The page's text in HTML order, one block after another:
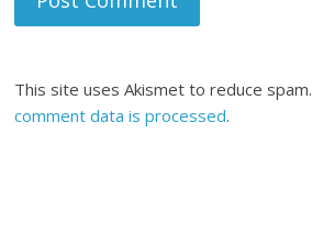
This site uses Akismet to reduce spam.
comment data is processed.